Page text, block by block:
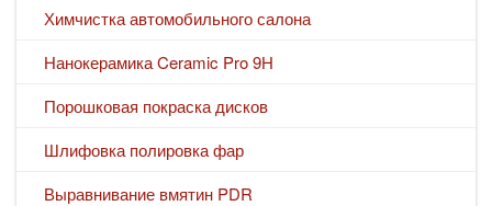
Химчистка автомобильного салона
Нанокерамика Ceramic Pro 9H
Порошковая покраска дисков
Шлифовка полировка фар
Выравнивание вмятин PDR